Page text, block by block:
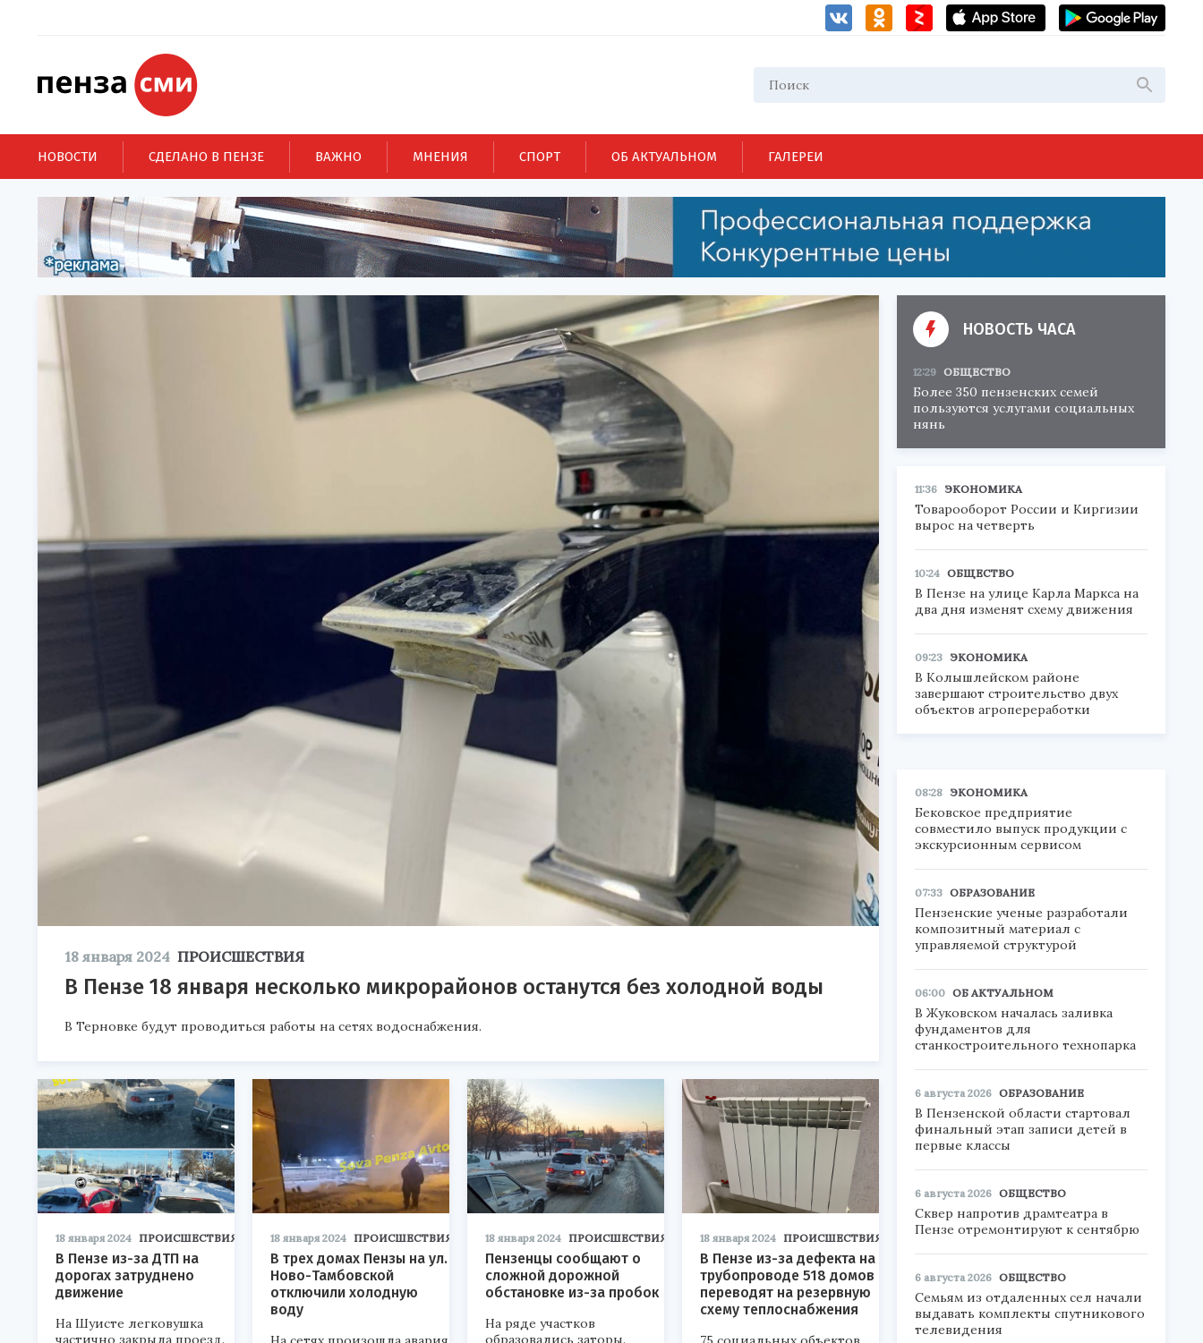
НОВОСТИ СДЕЛАНО В ПЕНЗЕ ВАЖНО МНЕНИЯ СПОРТ ОБ АКТУАЛЬНОМ ГАЛЕРЕИ
18 января 2024 ПРОИСШЕСТВИЯ
В Пензе 18 января несколько микрорайонов останутся без холодной воды
В Терновке будут проводиться работы на сетях водоснабжения.
18 января 2024 ПРОИСШЕСТВИЯ
В Пензе из-за ДТП на
дорогах затруднено
движение
На Шуисте легковушка
частично закрыла проезд.
18 января 2024 ПРОИСШЕСТВИЯ
В трех домах Пензы на ул.
Ново-Тамбовской
отключили холодную
воду
18 января 2024 ПРОИСШЕСТВИЯ
Пензенцы сообщают о
сложной дорожной
обстановке из-за пробок
На ряде участков
образовались заторы.
18 января 2024 ПРОИСШЕСТВИЯ
В Пензе из-за дефекта на
трубопроводе 518 домов
переводят на резервную
схему теплоснабжения
НОВОСТЬ ЧАСА
12:29 ОБЩЕСТВО
Более 350 пензенских семей
пользуются услугами социальных
нянь
11:36 ЭКОНОМИКА
Товарооборот России и Киргизии
вырос на четверть
10:24 ОБЩЕСТВО
В Пензе на улице Карла Маркса на
два дня изменят схему движения
09:23 ЭКОНОМИКА
В Колышлейском районе
завершают строительство двух
объектов агропереработки
08:28 ЭКОНОМИКА
Бековское предприятие
совместило выпуск продукции с
экскурсионным сервисом
07:33 ОБРАЗОВАНИЕ
Пензенские ученые разработали
композитный материал с
управляемой структурой
06:00 ОБ АКТУАЛЬНОМ
В Жуковском началась заливка
фундаментов для
станкостроительного технопарка
6 августа 2026 ОБРАЗОВАНИЕ
В Пензенской области стартовал
финальный этап записи детей в
первые классы
6 августа 2026 ОБЩЕСТВО
Сквер напротив драмтеатра в
Пензе отремонтируют к сентябрю
6 августа 2026 ОБЩЕСТВО
Семьям из отдаленных сел начали
выдавать комплекты спутникового
телевидения